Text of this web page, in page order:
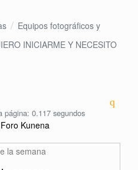
Equipos fotográficos y
INICIARME Y NECESITO
página: 0.117 segundos
Foro Kunena